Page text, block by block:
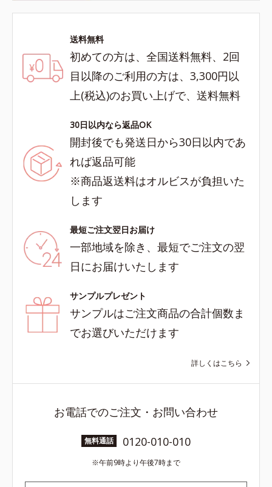
送料無料
初めての方は、全国送料無料、2回
目以降のご利用の方は、3,300円以
上(税込)のお買い上げで、送料無料
30日以内なら返品OK
開封後でも発送日から30日以内であ
れば返品可能
※商品返送料はオルビスが負担いた
します
最短ご注文翌日お届け
一部地域を除き、最短でご注文の翌
日にお届けいたします
サンプルプレゼント
サンプルはご注文商品の合計個数ま
でお選びいただけます
詳しくはこちら
お電話でのご注文・お問い合わせ
無料通話 0120-010-010
午前9時より午後7時まで